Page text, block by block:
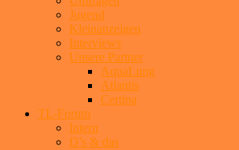
Jugend
Kleinanzeigen
Interviews
Unsere Partner
AquaLung
Atlantis
Certina
TL-Forum
Intern
D’s & das